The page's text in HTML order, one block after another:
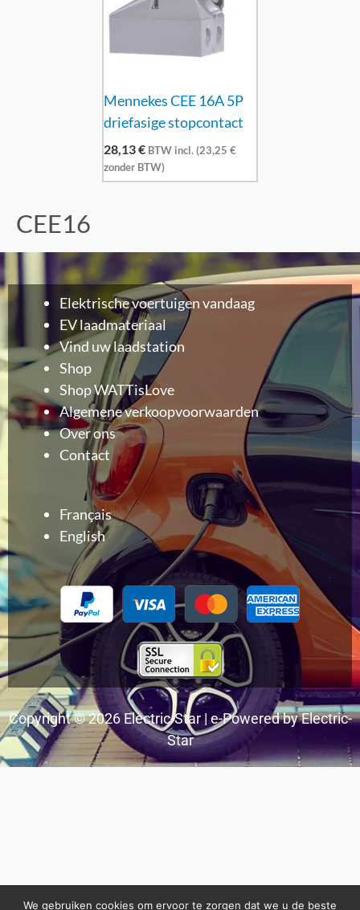
Mennekes CEE 16A 5P
driefasige stopcontact
28,13€ BTW incl. (23,25 €
zonder BTW)
CEE16
Elektrische voertuigen vandaag
EV laadmateriaal
Vind uw laadstation
Shop
Shop WATTisLove
Algemene verkoopvoorwaarden
Over ons
Contact
Français
English
Copyright © 2026 Electric-Star | e-Powered by Electric-
Star
We gebruiken cookies om ervoor te zorgen dat we u de beste